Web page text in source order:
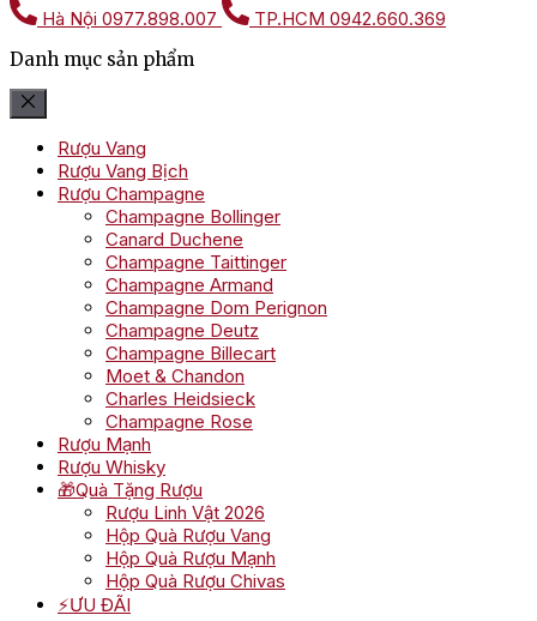
Hà Nội 0977.898.007 TP.HCM 0942.660.369
Danh mục sản phẩm
Rượu Vang
Rượu Vang Bịch
Rượu Champagne
Champagne Bollinger
Canard Duchene
Champagne Taittinger
Champagne Armand
Champagne Dom Perignon
Champagne Deutz
Champagne Billecart
Moet & Chandon
Charles Heidsieck
Champagne Rose
Rượu Mạnh
Rượu Whisky
🎁Quà Tặng Rượu
Rượu Linh Vật 2026
Hộp Quà Rượu Vang
Hộp Quà Rượu Mạnh
Hộp Quà Rượu Chivas
⚡ƯU ĐÃI